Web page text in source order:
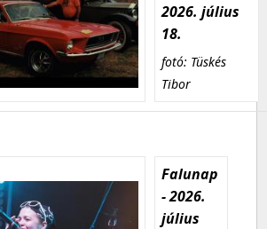
2026. július
18.
fotó: Tüskés
Tibor
Falunap
- 2026.
július